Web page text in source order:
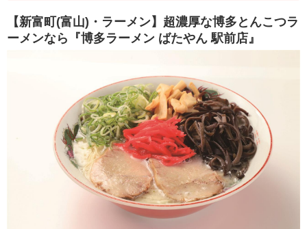
【新富町(富山)・ラーメン】超濃厚な博多とんこつラ
ーメンなら『博多ラーメン ばたやん 駅前店』